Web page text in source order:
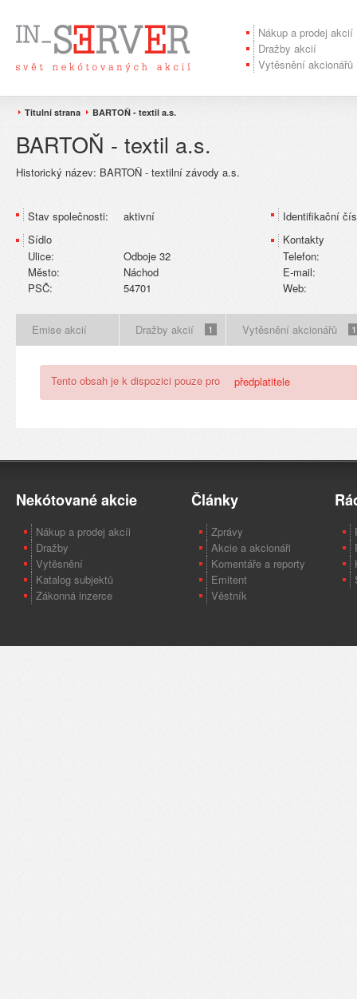
Nákup a prodej akcií
Dražby akcií
Vytěsnění akcionářů
Titulní strana BARTOŇ - textil a.s.
BARTOŇ - textil a.s.
Historický název: BARTOŇ - textilní závody a.s.
Stav společnosti:
aktivní
Sídlo
Ulice:
Odboje 32
Město:
Náchod
PSČ:
54701
Identifikační
Kontakty
Telefon:
E-mail:
Web:
Emise akcií Dražby akcií 1 Vytěsnění akcionářů 1
Tento obsah je k dispozici pouze pro předplatitele
Nekótované akcie
Nákup a prodej akcíi
Dražby
Vytěsnění
Katalog subjektů
Zákonná inzerce
Články
Zprávy
Akcie a akcionáři
Komentáře a reporty
Emitent
Věstník